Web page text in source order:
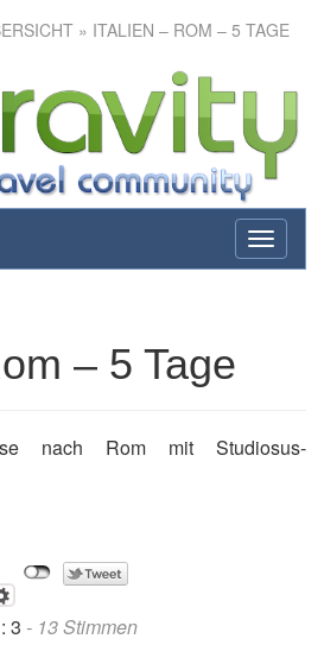
» ITALIEN – ROM – 5 TAGE
toggle
Rom – 5 Tage
– 5 Tage
nach Rom mit Studiosus-
3 - 13Stimmen